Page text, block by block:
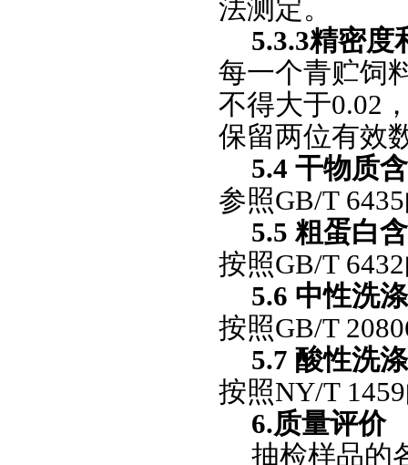
法测定。
5.3.3精密度
每一个青贮饲
不得大于0.02
保留两位有效
5.4 干物质
参照GB/T
5.5 粗蛋白
按照GB/T
5.6 中性洗
按照GB/T
5.7 酸性洗
按照NY/T
6.质量评价
抽检样品的